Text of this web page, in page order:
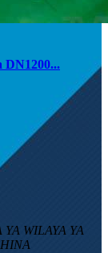
DN1200...
WILAYA YA